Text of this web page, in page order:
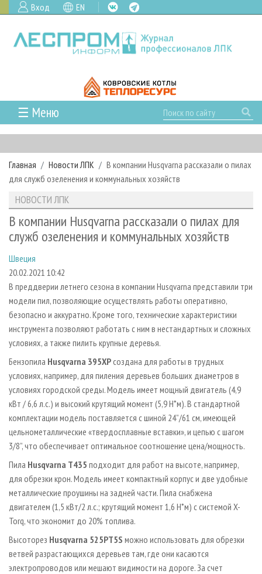
Вход EN
☰ Меню
ГЛАВНАЯ
РУБРИКИ И ТЕМЫ
РУБРИКИ ЖУРНАЛА
ЛЕСОЗАГОТОВКА
ЛЕСОПИЛЕНИЕ
СУШКА ДРЕВЕСИНЫ
ПРОИЗВОДСТВО ДРЕВЕСНЫХ ПЛИТ
ДЕРЕВЯННОЕ ДОМОСТРОЕНИЕ
ПРОИЗВОДСТВО МЕБЕЛИ
БИОЭНЕРГЕТИКА
ЦБП
ИНСТРУМЕНТ И МАТЕРИАЛЫ
НОВОСТИ
НОВОСТИ ЛПК
НОВОСТИ ЖУРНАЛА
ПРОЕКТЫ ЛПИ
АНАЛИТИКА
ПРЕДПРИЯТИЯ ЛПК
ПЕРСОНЫ
МОБИЛЬНЫЕ ВЫСТАВКИ
ОФИЦИАЛЬНЫЕ ДЕЛЕГАЦИИ
ПРИОРИТЕТНЫЕ ИНВЕСТПРОЕКТЫ
RUSSIAN FORESTRY REVIEW
ГАЗЕТА ЛЕСПРОМФОРУМ
БИБЛИОТЕКА СПЕЦИАЛИСТА
АРХИВ ЖУРНАЛОВ
О ЖУРНАЛЕ
КОНТАКТЫ
РЕКЛАМОДАТЕЛЯМ
РЕКЛАМА
РЕКЛАМА НА САЙТЕ
Главная Новости ЛПК
В компании Husqvarna рассказали о пилах
для служб озеленения и коммунальных хозяйств
НОВОСТИ ЛПК
В компании Husqvarna рассказали о пилах для
служб озеленения и коммунальных хозяйств
Швеция
20.02.2021 10:42
В преддверии летнего сезона в компании Husqvarna представили три
модели пил, позволяющие осуществлять работы оперативно,
безопасно и аккуратно. Кроме того, технические характеристики
инструмента позволяют работать с ним в нестандартных и сложных
условиях, а также пилить крупные деревья.
Бензопила Husqvarna 395XP создана для работы в трудных
условиях, например, для пиления деревьев больших диаметров в
условиях городской среды. Модель имеет мощный двигатель (4,9
кВт / 6,6 л.с.) и высокий крутящий момент (5,9 Н*м). В стандартной
комплектации модель поставляется с шиной 24”/61 см, имеющей
цельнометаллические «твердосплавные вставки», и цепью с шагом
3/8”, что обеспечивает оптимальное соотношение цена/мощность.
Пила Husqvarna T435 подходит для работ на высоте, например,
для обрезки крон. Модель имеет компактный корпус и две удобные
металлические проушины на задней части. Пила снабжена
двигателем (1,5 кВт/2 л.с.; крутящий момент 1,6 Н*м) с системой X-
Torq, что экономит до 20% топлива.
Высоторез Husqvarna 525PT5S можно использовать для обрезки
ветвей разрастающихся деревьев там, где они касаются
электропроводов или мешают видимости на дороге. За счет